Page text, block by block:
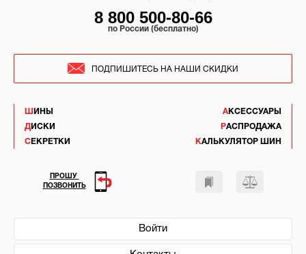
ШИНЫ
ДИСКИ
СЕКРЕТКИ
АКСЕССУАРЫ
РАСПРОДАЖА
КАЛЬКУЛЯТОР ШИН
Войти
8 800 500-80-66
по России (бесплатно)
ПОДПИШИТЕСЬ НА НАШИ СКИДКИ
ПРОШУ
ПОЗВОНИТЬ